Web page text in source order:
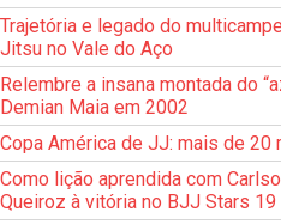
Trajetória e legado do
Jitsu no Vale do Aço
Relembre a insana montada do
Demian Maia em 2002
Copa América de JJ: mais de 20
Como lição aprendida com
Queiroz à vitória no BJJ Stars 19